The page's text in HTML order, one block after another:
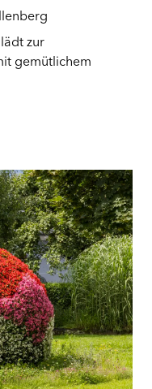
zur
gemütlichem